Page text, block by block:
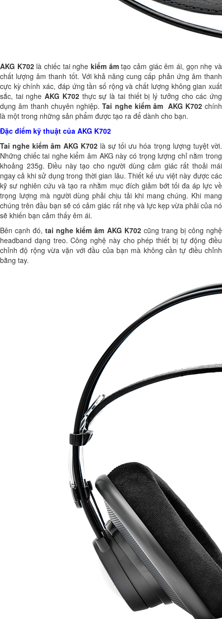
AKG K702là chiếc tai nghekiểm âmtạo cảm giác êm ái, gọn nhẹ và
chất lượng âm thanh tốt. Với khả năng cung cấp phản ứng âm thanh
cực kỳ chính xác, đáp ứng tần số rộng và chất lượng không gian xuất
sắc, tai ngheAKG K702thực sự là tai thiết bị lý tưởng cho các ứng
dụng âm thanh chuyên nghiệp.Tai nghe kiểm âm AKG K702chính
là một trong những sản phẩm được tạo ra để dành cho bạn.
Đặc điểm kỹ thuật của AKG K702
Tai nghe kiểm âm AKG K702là sự tối ưu hóa trọng lượng tuyệt vời.
Những chiếc tai nghe kiểm âm AKG này có trọng lượng chỉ nằm trong
khoảng 235g. Điều này tạo cho người dùng cảm giác rất thoải mái
ngay cả khi sử dụng trong thời gian lâu. Thiết kế ưu việt này được các
kỹ sư nghiên cứu và tạo ra nhằm mục đích giảm bớt tối đa áp lực về
trọng lượng mà người dùng phải chịu tải khi mang chúng. Khi mang
chúng trên đầu bạn sẽ có cảm giác rất nhẹ và lực kẹp vừa phải của nó
sẽ khiến bạn cảm thấy êm ái.
Bên cạnh đó,tai nghe kiểm âm AKG K702cũng trang bị công nghệ
headband dạng treo. Công nghệ này cho phép thiết bị tự động điều
chỉnh độ rộng vừa vặn với đầu của bạn mà không cần tự điều chỉnh
bằng tay.